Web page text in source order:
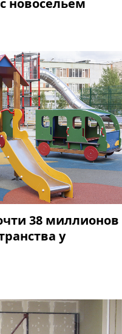
новосельем
38 миллионов
у